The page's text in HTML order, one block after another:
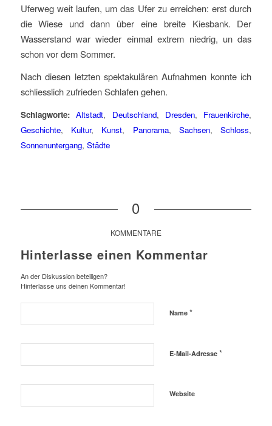
Uferweg weit laufen, um das Ufer zu erreichen: erst durch
die Wiese und dann über eine breite Kiesbank. Der
Wasserstand war wieder einmal extrem niedrig, un das
schon vor dem Sommer.
Nach diesen letzten spektakulären Aufnahmen konnte ich
schliesslich zufrieden Schlafen gehen.
Schlagworte: Altstadt, Deutschland, Dresden, Frauenkirche,
Geschichte, Kultur, Kunst, Panorama,Sachsen,Schloss,
Sonnenuntergang, Städte
0
KOMMENTARE
Hinterlasse einen Kommentar
An der Diskussion beteiligen?
Hinterlasse uns deinen Kommentar!
Name *
E-Mail-Adresse *
Website